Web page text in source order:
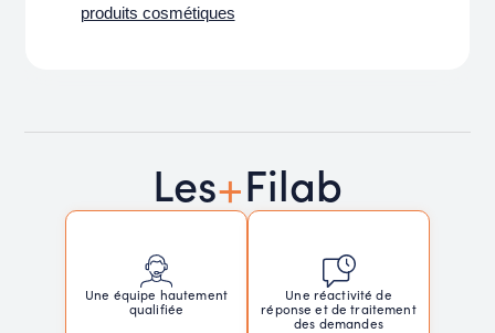
produits cosmétiques
Les+Filab
Une équipe hautement
qualifiée
Une réactivité de
réponse et de traitement
des demandes